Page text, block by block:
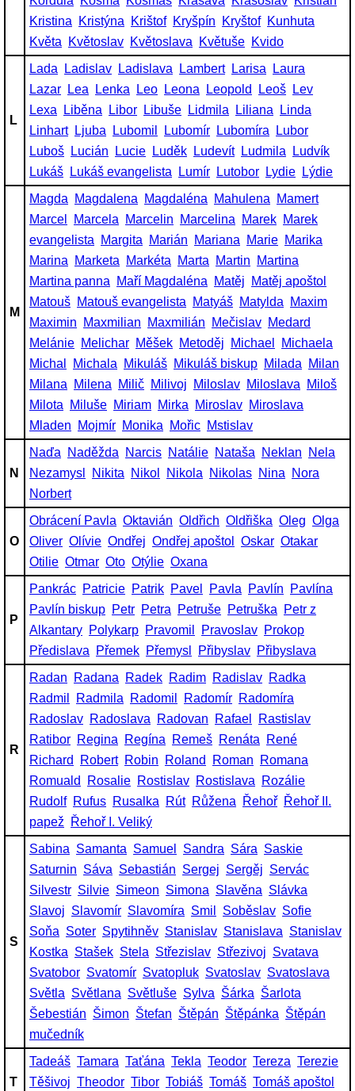
Kristina
Kristýna Krištof Kryšpín Kryštof Kunhuta
Květa
Květoslav Květoslava Květuše Kvido
L
Lada Ladislav Ladislava Lambert Larisa
Laura
Lazar
Lea Lenka Leo Leona Leopold Leoš
Lev
Lexa
Liběna Libor Libuše Lidmila Liliana
Linda
Linhart
Ljuba Lubomil Lubomír Lubomíra
Lubor
Luboš
Lucián Lucie Luděk Ludevít Ludmila
Ludvík
Lukáš
Lukáš evangelista Lumír Lutobor Lydie Lýdie
M
Magda Magdalena Magdaléna Mahulena
Mamert
Marcel
Marcela Marcelin Marcelina Marek Marek
evangelista
Margita Marián Mariana Marie Marika
Marina
Marketa Markéta Marta Martin
Martina
Martina panna
Maří Magdaléna Matěj
Matěj apoštol
Matouš Matouš evangelista Matyáš Matylda
Maxim
Maximin
Maxmilian Maxmilián Mečislav Medard
Melánie Melichar Měšek Metoděj Michael
Michaela
Michal
Michala Mikuláš Mikuláš biskup Milada
Milan
Milana
Milena Milič Milivoj Miloslav Miloslava
Miloš
Milota
Miluše Miriam Mirka Miroslav Miroslava
Mladen
Mojmír Monika Mořic Mstislav
N
Naďa Naděžda Narcis Natálie Nataša Neklan
Nela
Nezamysl
Nikita Nikol Nikola Nikolas Nina
Nora
Norbert
O
Obrácení Pavla Oktavián Oldřich Oldřiška Oleg Olga
Oliver Olívie Ondřej Ondřej apoštol Oskar Otakar
Otilie Otmar Oto Otýlie Oxana
P
Pankrác Patricie Patrik Pavel Pavla Pavlín
Pavlína
Pavlín biskup Petr Petra Petruše Petruška
Petr z
Alkantary Polykarp Pravomil Pravoslav Prokop
Předislava
Přemek Přemysl Přibyslav Přibyslava
R
Radan Radana Radek Radim Radislav Radka
Radmil
Radmila Radomil Radomír Radomíra
Radoslav Radoslava Radovan Rafael
Rastislav
Ratibor Regina Regína Remeš Renáta
René
Richard
Robert Robin Roland Roman
Romana
Romuald
Rosalie Rostislav Rostislava
Rozálie
Rudolf Rufus Rusalka Rút Růžena Řehoř Řehoř II.
papež
Řehoř I. Veliký
S
Sabina Samanta Samuel Sandra Sára Saskie
Saturnin Sáva Sebastián Sergej Sergěj Servác
Silvestr Silvie Simeon Simona Slavěna Slávka
Slavoj Slavomír Slavomíra Smil Soběslav Sofie
Soňa Soter Spytihněv Stanislav Stanislava Stanislav
Kostka Stašek Stela Střezislav Střezivoj Svatava
Svatobor Svatomír Svatopluk Svatoslav Svatoslava
Světla Světlana Světluše Sylva Šárka Šarlota
Šebestián Šimon Štefan Štěpán Štěpánka Štěpán
mučedník
T
Tadeáš Tamara Taťána Tekla Teodor Tereza Terezie
Těšivoj Theodor Tibor Tobiáš Tomáš Tomáš apoštol